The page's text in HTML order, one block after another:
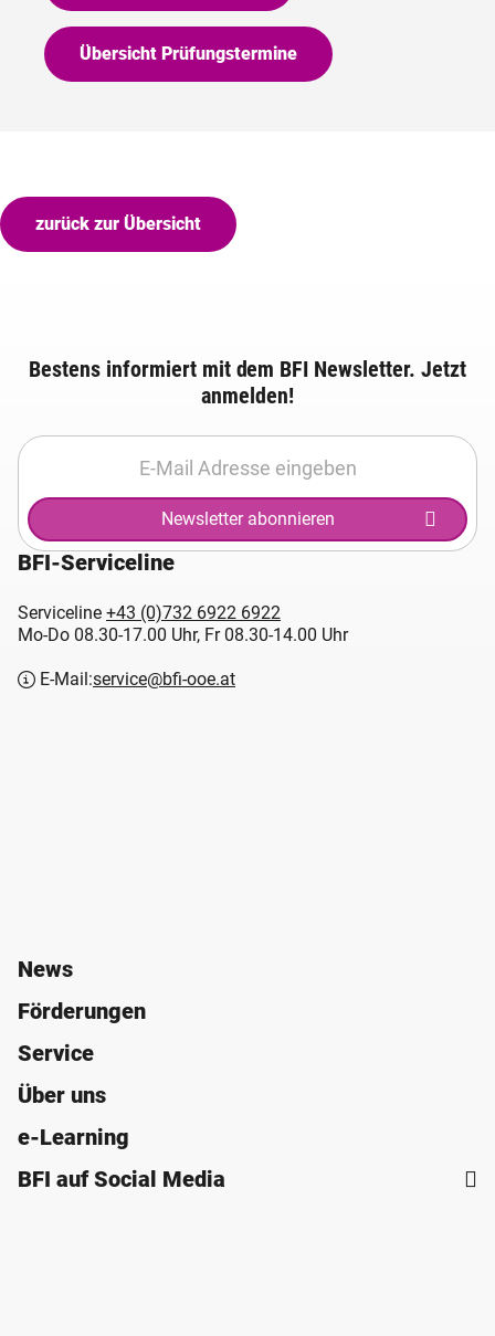
Übersicht Prüfungstermine
zurück zur Übersicht
Bestens informiert mit dem BFI Newsletter. Jetzt
anmelden!
Newsletter abonnieren
BFI-Serviceline
Serviceline +43 (0)732 6922 6922
Mo-Do 08.30-17.00 Uhr, Fr 08.30-14.00 Uhr
E-Mail:service@bfi-ooe.at
News
Förderungen
Service
Über uns
e-Learning
BFI auf Social Media